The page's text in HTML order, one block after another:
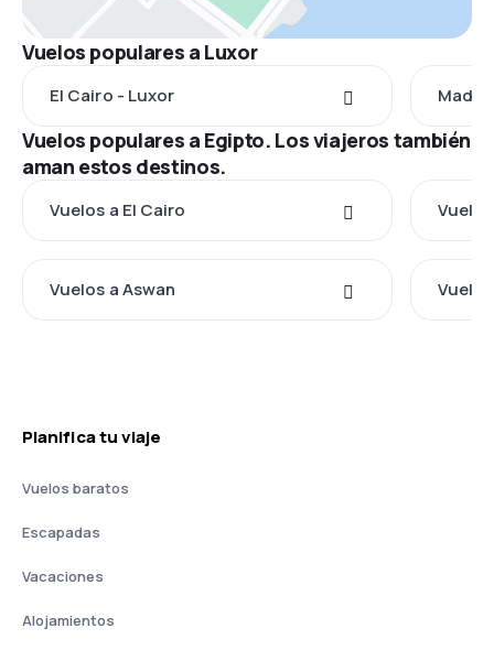
Vuelos populares a Luxor
El Cairo - Luxor
Vuelos populares a Egipto. Los viajeros también
aman estos destinos.
Vuelos a El Cairo
Vuelos a Aswan
Planifica tu viaje
Vuelos baratos
Escapadas
Vacaciones
Alojamientos